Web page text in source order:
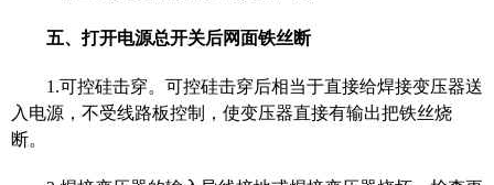
五、打开电源总开关后网面铁丝断
1.可控硅击穿。可控硅击穿后相当于直接给焊接变压器送
入电源，不受线路板控制，使变压器直接有输出把铁丝烧
断。